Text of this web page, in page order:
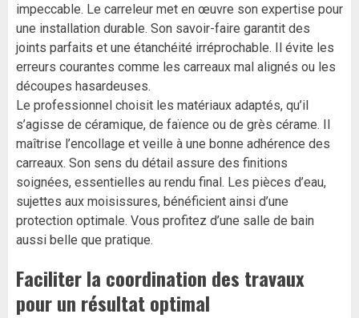
impeccable. Le carreleur met en œuvre son expertise pour
une installation durable. Son savoir-faire garantit des
joints parfaits et une étanchéité irréprochable. Il évite les
erreurs courantes comme les carreaux mal alignés ou les
découpes hasardeuses.
Le professionnel choisit les matériaux adaptés, qu’il
s’agisse de céramique, de faïence ou de grès cérame. Il
maîtrise l’encollage et veille à une bonne adhérence des
carreaux. Son sens du détail assure des finitions
soignées, essentielles au rendu final. Les pièces d’eau,
sujettes aux moisissures, bénéficient ainsi d’une
protection optimale. Vous profitez d’une salle de bain
aussi belle que pratique.
Faciliter la coordination des travaux
pour un résultat optimal